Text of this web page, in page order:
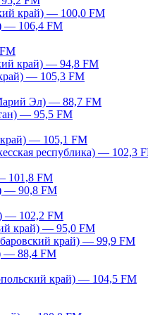
край) — 100,0 FM
— 106,4 FM
край) — 94,8 FM
— 105,3 FM
Эл) — 88,7 FM
— 95,5 FM
край) — 105,1 FM
республика) — 102,3
101,8 FM
— 90,8 FM
— 102,2 FM
край) — 95,0 FM
край) — 99,9 FM
— 88,4 FM
край) — 104,5 FM